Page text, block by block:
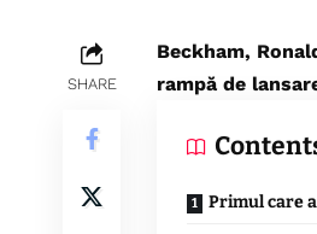
SHARE
Beckham,
rampă de
Primul care